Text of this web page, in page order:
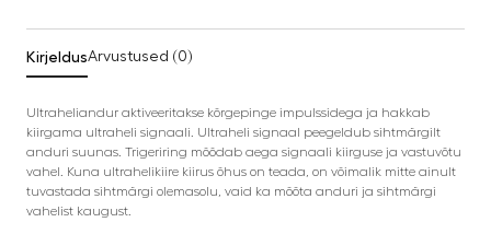
KirjeldusArvustused (0)
Ultraheliandur aktiveeritakse kõrgepinge impulssidega ja hakkab
kiirgama ultraheli signaali. Ultraheli signaal peegeldub sihtmärgilt
anduri suunas. Trigeriring mõõdab aega signaali kiirguse ja vastuvõtu
vahel. Kuna ultrahelikiire kiirus õhus on teada, on võimalik mitte ainult
tuvastada sihtmärgi olemasolu, vaid ka mõõta anduri ja sihtmärgi
vahelist kaugust.